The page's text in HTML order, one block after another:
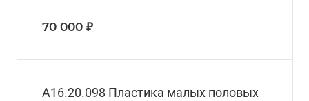
70 000 ₽
А16.20.098 Пластика малых половых